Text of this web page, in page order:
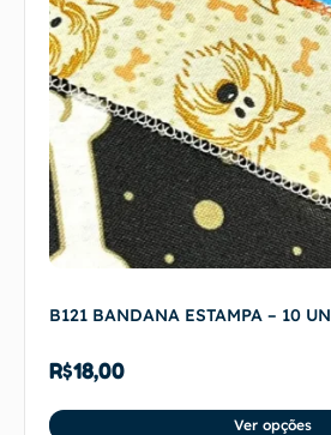
B121 BANDANA ESTAMPA – 10 UN
R$18,00
Ver opções